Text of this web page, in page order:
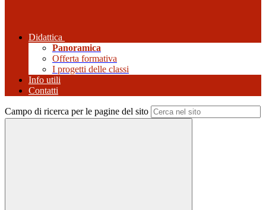
Didattica
Panoramica
Offerta formativa
I progetti delle classi
Info utili
Contatti
Campo di ricerca per le pagine del sito